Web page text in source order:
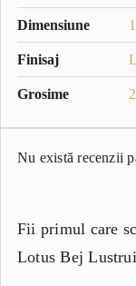
Dimensiune
Finisaj
Grosime 2
Nu există recenzii
Fii primul care
Lotus Bej